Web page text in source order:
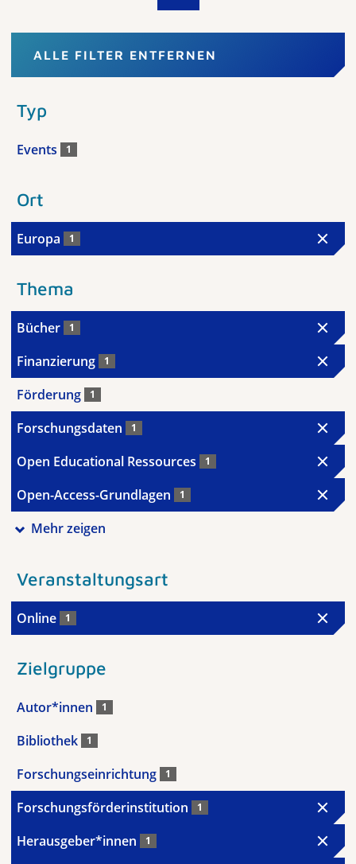
ALLE FILTER ENTFERNEN
Typ
Events 1
Ort
Europa 1
Thema
Bücher 1
Finanzierung 1
Förderung 1
Forschungsdaten 1
Open Educational Ressources 1
Open-Access-Grundlagen 1
Mehr zeigen
Veranstaltungsart
Online 1
Zielgruppe
Autor*innen 1
Bibliothek 1
Forschungseinrichtung 1
Forschungsförderinstitution 1
Herausgeber*innen 1